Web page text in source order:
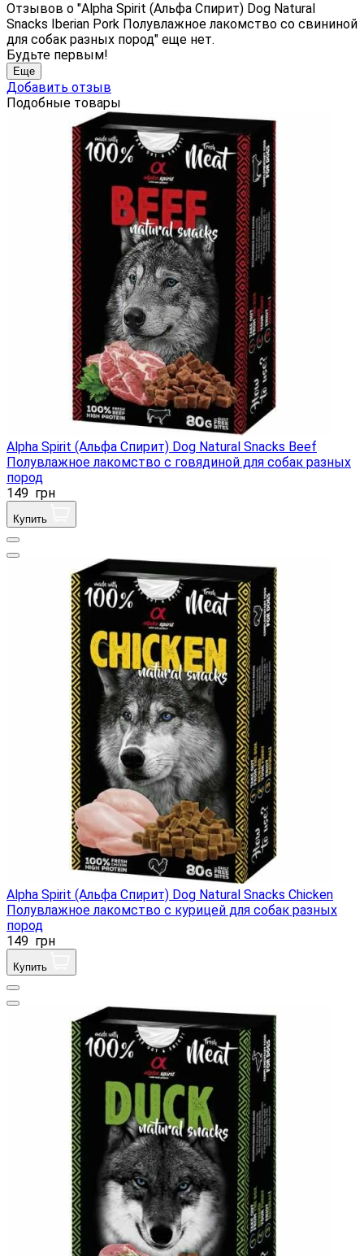
Отзывов о "Alpha Spirit (Альфа Спирит) Dog Natural
Snacks Iberian Pork Полувлажное лакомство со свининой
для собак разных пород" еще нет.
Будьте первым!
Еще
Добавить отзыв
Подобные товары
Alpha Spirit (Альфа Спирит) Dog Natural Snacks Beef
Полувлажное лакомство с говядиной для собак разных
пород
149 грн
Купить
Alpha Spirit (Альфа Спирит) Dog Natural Snacks Chicken
Полувлажное лакомство с курицей для собак разных
пород
149 грн
Купить